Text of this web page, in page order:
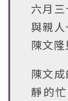
六月
與親
陳文隆
陳文
靜的